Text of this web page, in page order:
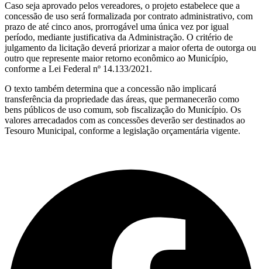
Caso seja aprovado pelos vereadores, o projeto estabelece que a
concessão de uso será formalizada por contrato administrativo, com
prazo de até cinco anos, prorrogável uma única vez por igual
período, mediante justificativa da Administração. O critério de
julgamento da licitação deverá priorizar a maior oferta de outorga ou
outro que represente maior retorno econômico ao Município,
conforme a Lei Federal nº 14.133/2021.
O texto também determina que a concessão não implicará
transferência da propriedade das áreas, que permanecerão como
bens públicos de uso comum, sob fiscalização do Município. Os
valores arrecadados com as concessões deverão ser destinados ao
Tesouro Municipal, conforme a legislação orçamentária vigente.